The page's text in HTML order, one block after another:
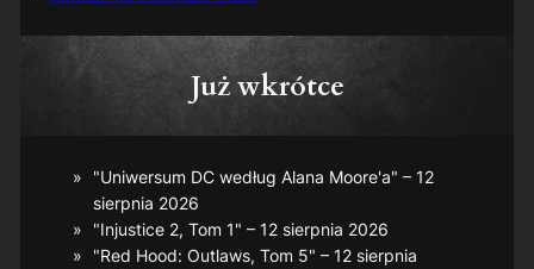
Już wkrótce
"Uniwersum DC według Alana Moore'a" – 12
sierpnia 2026
"Injustice 2, Tom 1" – 12 sierpnia 2026
"Red Hood: Outlaws, Tom 5" – 12 sierpnia